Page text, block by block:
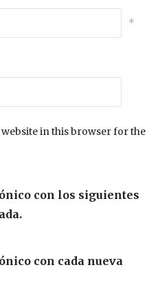
*
website in this browser for the
con los siguientes
con cada nueva